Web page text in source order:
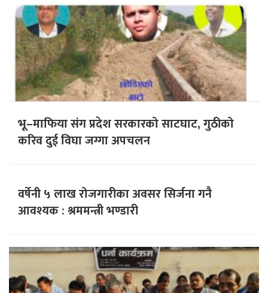
भू–माफिया संग प्रदेश सरकारको साटघाट, गुठीको
करिव दुई विघा जग्गा अपचलन
वर्षेनी ५ लाख रोजगारीका अवसर सिर्जना गनै
आवश्यक : श्रममन्त्री भण्डारी